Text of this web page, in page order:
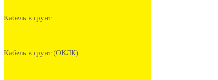
Кабель в грунт
Кабель в грунт (ОКЛК)